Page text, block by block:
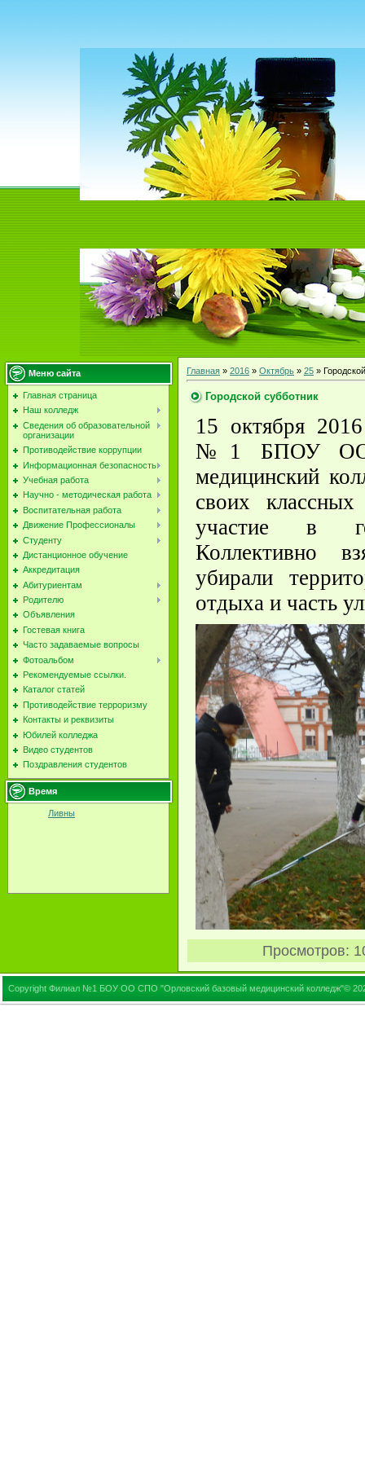
Меню сайта
Главная страница
Наш колледж
Сведения об образовательной
организации
Противодействие коррупции
Информационная безопасность
Учебная работа
Научно - методическая работа
Воспитательная работа
Движение Профессионалы
Студенту
Дистанционное обучение
Аккредитация
Абитуриентам
Родителю
Объявления
Гостевая книга
Часто задаваемые вопросы
Фотоальбом
Рекомендуемые ссылки.
Каталог статей
Противодействие терроризму
Контакты и реквизиты
Юбилей колледжа
Видео студентов
Поздравления студентов
Время
Ливны
Главная » 2016 » Октябрь » 25 »
Городской субботник
15 октября
№1 БПОУ ОО
медицинский
своих классных
участие в
Коллективно
убирали
отдыха и часть
Просмотров:
Copyright Филиал №1 БОУ ОО СПО "Орловский базовый медицинский колледж"©